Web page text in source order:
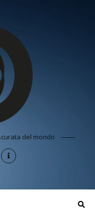
del mondo